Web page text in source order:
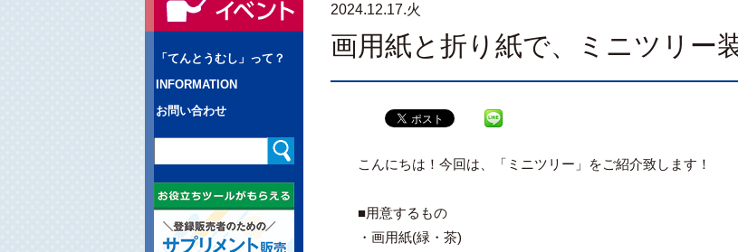
「てんとうむし」って？
INFORMATION
お問い合わせ
2024.12.17.火
画用紙と折り紙で、ミニツリー
こんにちは！今回は、「ミニツリー」をご紹介致します！
■用意するもの
・画用紙(緑・茶)